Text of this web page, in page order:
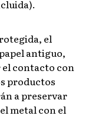
el
antiguo,
contacto con
productos
a preservar
metal con el